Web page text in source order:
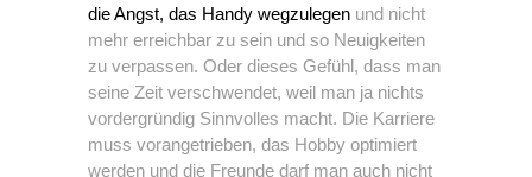
die Angst, das Handy wegzulegen und nicht
mehr erreichbar zu sein und so Neuigkeiten
zu verpassen. Oder dieses Gefühl, dass man
seine Zeit verschwendet, weil man ja nichts
vordergründig Sinnvolles macht. Die Karriere
muss vorangetrieben, das Hobby optimiert
werden und die Freunde darf man auch nicht